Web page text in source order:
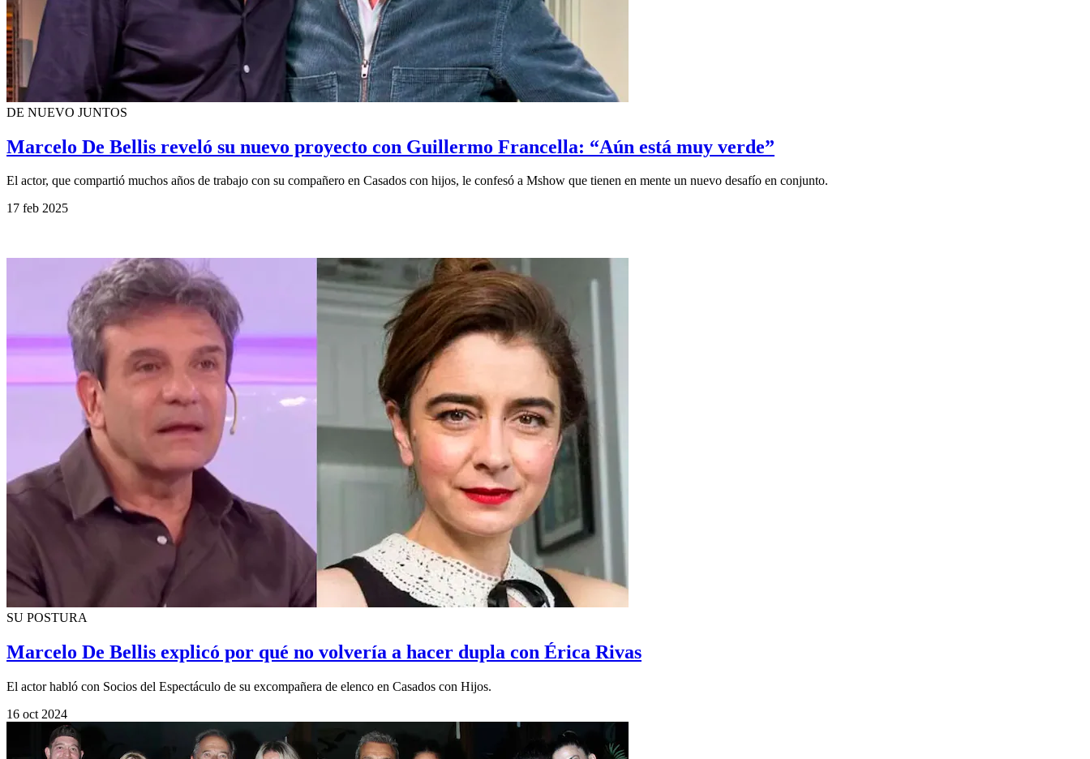
DE NUEVO JUNTOS
Marcelo De Bellis reveló su nuevo proyecto con Guillermo Francella: “Aún está muy verde”
El actor, que compartió muchos años de trabajo con su compañero en Casados con hijos, le confesó a Mshow que tienen en mente un nuevo desafío en conjunto.
17 feb 2025
SU POSTURA
Marcelo De Bellis explicó por qué no volvería a hacer dupla con Érica Rivas
El actor habló con Socios del Espectáculo de su excompañera de elenco en Casados con Hijos.
16 oct 2024